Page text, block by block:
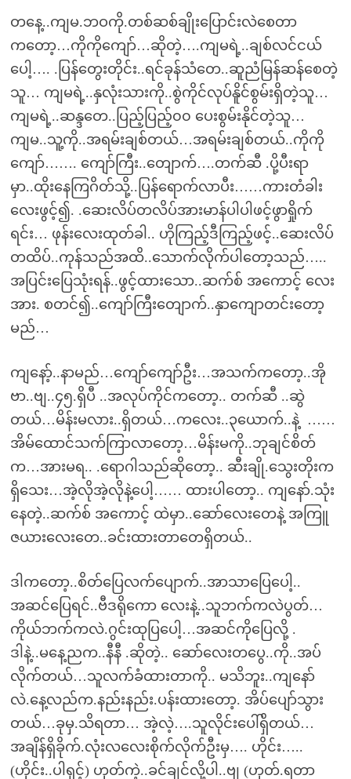
တနေ့..ကျမ.ဘဝကို.တစ်ဆစ်ချိုးပြောင်းလဲစေတာ
ကတော့…ကိုကိုကျော်…ဆိုတဲ့….ကျမရဲ့..ချစ်လင်ငယ်
ပေါ့…. .ပြန်တွေးတိုင်း..ရင်ခုန်သံတေ..ဆူညံမြန်ဆန်စေတဲ့
သူ… ကျမရဲ့..နှလုံးသားကို..စွဲကိုင်လုပ်နိူင်စွမ်းရှိတဲ့သူ…
ကျမရဲ့..ဆန္ဒတေ..ပြည့်ပြည့်၀၀ ပေးစွမ်းနိုင်တဲ့သူ…
ကျမ..သူ့ကို..အရမ်းချစ်တယ်…အရမ်းချစ်တယ်..ကိုကို
ကျော်……. ကျော်ကြီး..တျောက်….တက်ဆီ .ပို့ပီးရာ
မှာ..ထိုးနေကြဂိတ်သို့..ပြန်ရောက်လာပီး……ကားတံခါး
လေးဖွင့်၍. .ဆေးလိပ်တလိပ်အားမာန်ပါပါဖင့်ဖွာရှိုက်
ရင်း… ဖုန်းလေးထုတ်ခါ.. ဟိုကြည့်ဒီကြည့်ဖင့်..ဆေးလိပ်
တထိပ်..ကုန်သည်အထိ..သောက်လိုက်ပါတော့သည်…..
အပြင်းပြေသုံးရန်..ဖွင့်ထားသော..ဆက်စ် အကောင့် လေး
အား. စတင်၍..ကျော်ကြီးတျောက်..နှာကျောတင်းတော့
မည်…
ကျနော့်..နာမည်…ကျော်ကျော်ဦး…အသက်ကတော့..အို
ဗာ..ဗျ..၄၅.ရှိပီ ..အလုပ်ကိုင်ကတော့.. တက်ဆီ ..ဆွဲ
တယ်…မိန်းမလား..ရှိတယ်…ကလေး..၃ယောက်..နဲ့ ……
အိမ်ထောင်သက်ကြာလာတော့…မိန်းမကို..ဘုချင်စိတ်
က…အားမရ.. .ရောဂါသည်ဆိုတော့.. ဆီးချို.သွေးတိုးက
ရှိသေး…အဲ့လိုအဲ့လိုနဲ့ပေါ့…… ထားပါတော့.. ကျနော်.သုံး
နေတဲ့..ဆက်စ် အကောင့် ထဲမှာ..ဆော်လေးတေနဲ့ အကြူ
ဇယားလေးတေ..ခင်းထားတာတေရှိတယ်..
ဒါကတော့..စိတ်ပြေလက်ပျောက်..အာသာပြေပေါ့..
အဆင်ပြေရင်..ဗီဒရိုကော လေးနဲ့..သူဘက်ကလဲပွတ်…
ကိုယ်ဘက်ကလဲ.ဂွင်းထုပြပေါ့…အဆင်ကိုပြေလို့ .
ဒါနဲ့..မနေ့ညက..နီနီ .ဆိုတဲ့.. ဆော်လေးတပွေ..ကို..အပ်
လိုက်တယ်…သူလက်ခံထားတာကို.. မသိဘူး..ကျနော်
လဲ.နေ့လည်က.နည်းနည်း.ပန်းထားတော့. အိပ်ပျော်သွား
တယ်…ခုမှ.သိရတာ… အဲ့လဲ့….သူလိုင်းပေါ်ရှိတယ်…
အချိန်ရှိခိုက်.လုံးလလေးစိုက်လိုက်ဦးမှ…. ဟိုင်း…..
(ဟိုင်း..ပါရှင့်) ဟုတ်ကဲ့..ခင်ချင်လို့ပါ..ဗျ (ဟုတ်.ရတာ